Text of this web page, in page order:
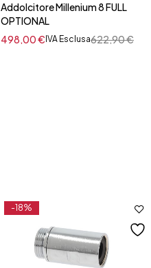
Addolcitore Millenium 8 FULL
OPTIONAL
622,90€
498,00€ IVA Esclusa
-18%